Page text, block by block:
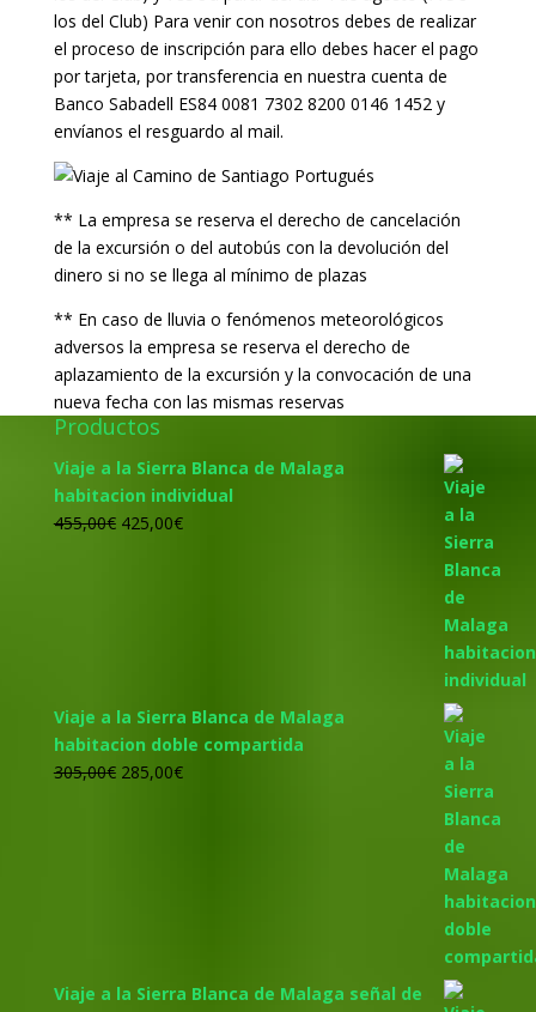
los del Club) Para venir con nosotros debes de realizar
el proceso de inscripción para ello debes hacer el pago
por tarjeta, por transferencia en nuestra cuenta de
Banco Sabadell ES84 0081 7302 8200 0146 1452 y
envíanos el resguardo al mail.
** La empresa se reserva el derecho de cancelación
de la excursión o del autobús con la devolución del
dinero si no se llega al mínimo de plazas
** En caso de lluvia o fenómenos meteorológicos
adversos la empresa se reserva el derecho de
aplazamiento de la excursión y la convocación de una
nueva fecha con las mismas reservas
Productos
Viaje a la Sierra Blanca de Malaga
habitacion individual
455,00€ El
425,00€El
Viaje a la Sierra Blanca de Malaga
habitacion doble compartida
305,00€ El
285,00€El
Viaje a la Sierra Blanca de Malaga señal de